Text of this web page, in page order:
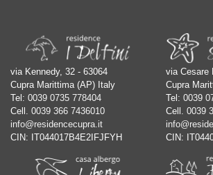
via Kennedy, 32 - 63064
Cupra Marittima (AP) Italy
Tel: 0039 0735 778404
Cell. 0039 366 7436010
info@residencecupra.it
CIN: IT044017B4E2IFJFYH
via Cesare
Cupra
Tel: 0039
Cell. 0039
CIN: